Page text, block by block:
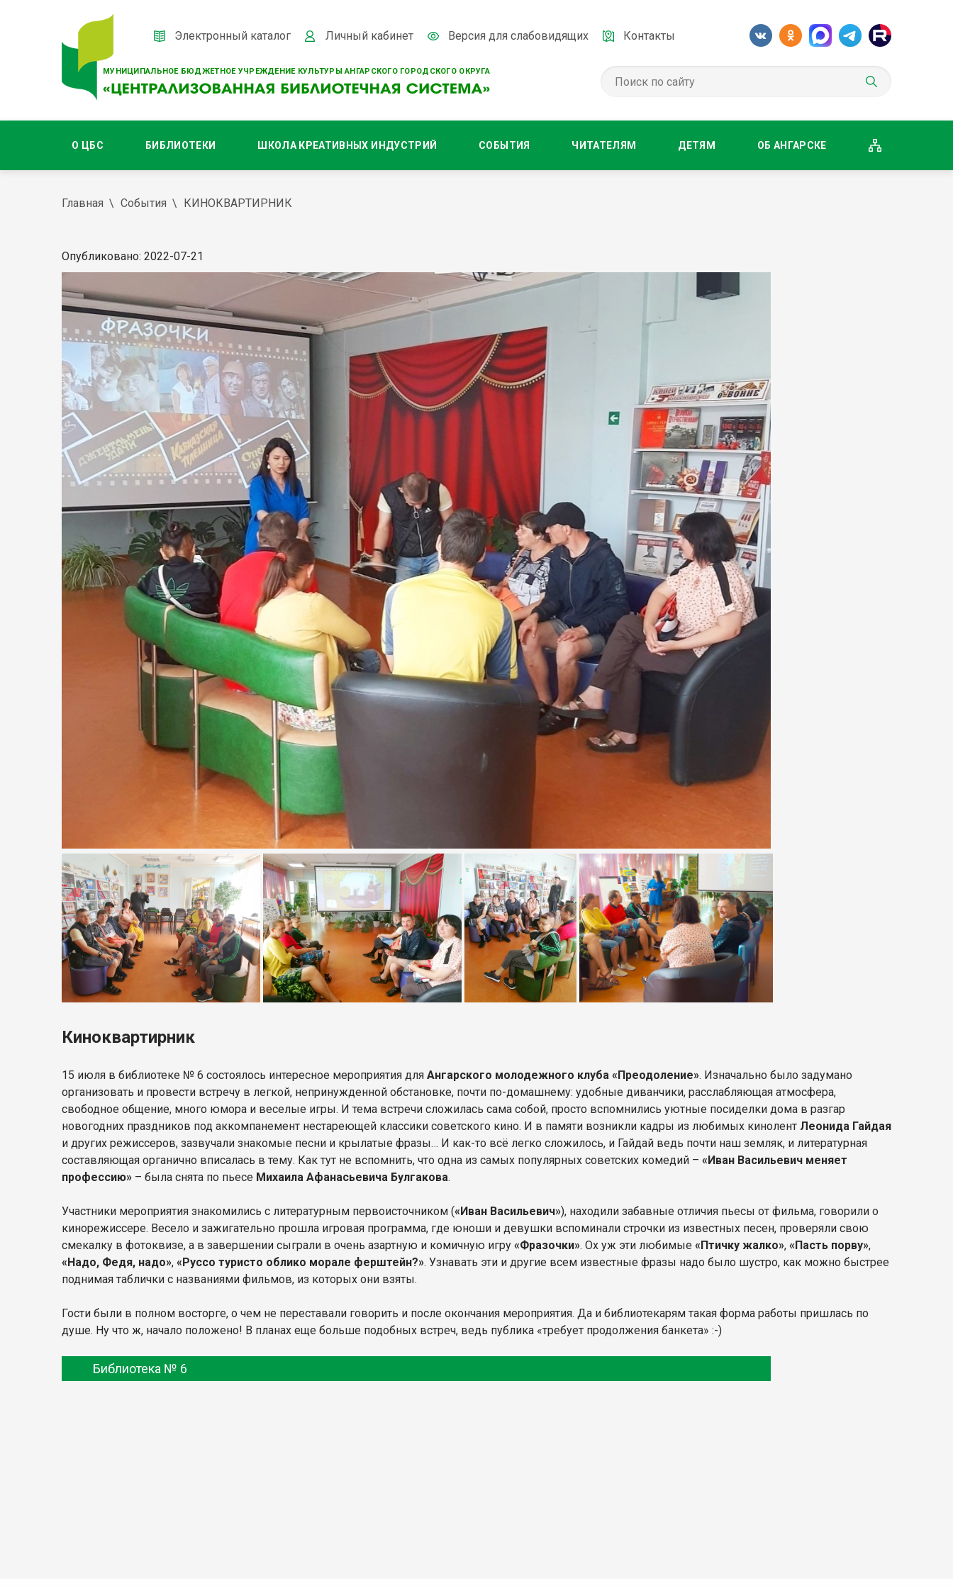
МУНИЦИПАЛЬНОЕ БЮДЖЕТНОЕ УЧРЕЖДЕНИЕ КУЛЬТУРЫ АНГАРСКОГО ГОРОДСКОГО ОКРУГА
Электронный каталог Личный кабинет Версия для слабовидящих Контакты
О ЦБС БИБЛИОТЕКИ ШКОЛА КРЕАТИВНЫХ ИНДУСТРИЙ СОБЫТИЯ ЧИТАТЕЛЯМ ДЕТЯМ ОБ АНГАРСКЕ
Главная События КИНОКВАРТИРНИК
Опубликовано: 2022-07-21
Киноквартирник
15 июля в библиотеке № 6 состоялось интересное мероприятия для Ангарского молодежного клуба «Преодоление». Изначально было задумано
организовать и провести встречу в легкой, непринужденной обстановке, почти по-домашнему: удобные диванчики, расслабляющая атмосфера,
свободное общение, много юмора и веселые игры. И тема встречи сложилась сама собой, просто вспомнились уютные посиделки дома в разгар
новогодних праздников под аккомпанемент нестареющей классики советского кино. И в памяти возникли кадры из любимых кинолент Леонида Гайдая
и других режиссеров, зазвучали знакомые песни и крылатые фразы… И как-то всё легко сложилось, и Гайдай ведь почти наш земляк, и литературная
составляющая органично вписалась в тему. Как тут не вспомнить, что одна из самых популярных советских комедий – «Иван Васильевич меняет
профессию» – была снята по пьесе Михаила Афанасьевича Булгакова.
Участники мероприятия знакомились с литературным первоисточником («Иван Васильевич»), находили забавные отличия пьесы от фильма, говорили о
кинорежиссере. Весело и зажигательно прошла игровая программа, где юноши и девушки вспоминали строчки из известных песен, проверяли свою
смекалку в фотоквизе, а в завершении сыграли в очень азартную и комичную игру «Фразочки». Ох уж эти любимые «Птичку жалко», «Пасть порву»,
«Надо, Федя, надо», «Руссо туристо облико морале ферштейн?». Узнавать эти и другие всем известные фразы надо было шустро, как можно быстрее
поднимая таблички с названиями фильмов, из которых они взяты.
Гости были в полном восторге, о чем не переставали говорить и после окончания мероприятия. Да и библиотекарям такая форма работы пришлась по
душе. Ну что ж, начало положено! В планах еще больше подобных встреч, ведь публика «требует продолжения банкета» :-)
Библиотека № 6